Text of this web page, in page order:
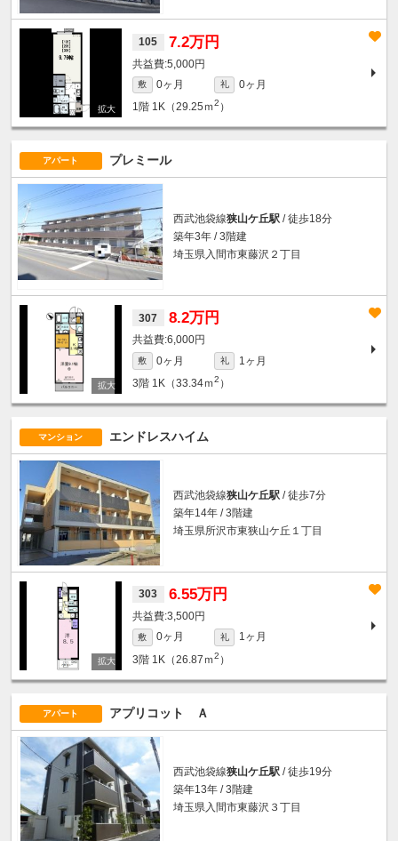
105 7.2万円
5,000円
敷 0ヶ月 礼
0ヶ月
1階 1K（29.25ｍ2 ）
アパート プレミール
西武池袋線狭山ケ丘駅 / 徒歩18分
築年3年 / 3階建
埼玉県入間市東藤沢２丁目
307 8.2万円
6,000円
敷 0ヶ月 礼
1ヶ月
3階 1K（33.34ｍ2 ）
マンション エンドレスハイム
西武池袋線狭山ケ丘駅 / 徒歩7分
築年14年 / 3階建
埼玉県所沢市東狭山ケ丘１丁目
303 6.55万円
3,500円
敷 0ヶ月 礼
1ヶ月
3階 1K（26.87ｍ2 ）
アパート アプリコット Ａ
西武池袋線狭山ケ丘駅 / 徒歩19分
築年13年 / 3階建
埼玉県入間市東藤沢３丁目